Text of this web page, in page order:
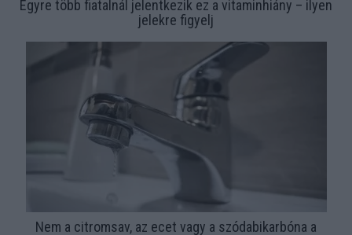
Egyre több fiatalnál jelentkezik ez a vitaminhiány – ilyen
jelekre figyelj
Nem a citromsav, az ecet vagy a szódabikarbóna a